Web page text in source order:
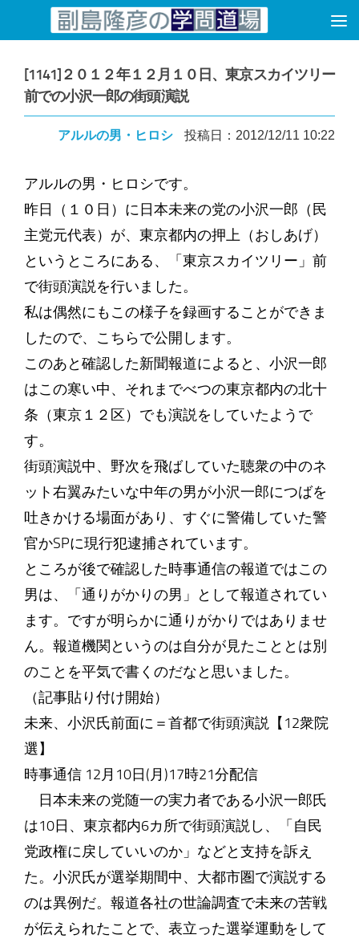
コンテンツへスキップ
[1141]２０１２年１２月１０日、東京スカイツリー
前での小沢一郎の街頭演説
アルルの男・ヒロシ 投稿日：2012/12/11 10:22
アルルの男・ヒロシです。
昨日（１０日）に日本未来の党の小沢一郎（民
主党元代表）が、東京都内の押上（おしあげ）
というところにある、「東京スカイツリー」前
で街頭演説を行いました。
私は偶然にもこの様子を録画することができま
したので、こちらで公開します。
このあと確認した新聞報道によると、小沢一郎
はこの寒い中、それまでべつの東京都内の北十
条（東京１２区）でも演説をしていたようで
す。
街頭演説中、野次を飛ばしていた聴衆の中のネ
ット右翼みたいな中年の男が小沢一郎につばを
吐きかける場面があり、すぐに警備していた警
官かSPに現行犯逮捕されています。
ところが後で確認した時事通信の報道ではこの
男は、「通りがかりの男」として報道されてい
ます。ですが明らかに通りがかりではありませ
ん。報道機関というのは自分が見たこととは別
のことを平気で書くのだなと思いました。
（記事貼り付け開始）
未来、小沢氏前面に＝首都で街頭演説【12衆院
選】
時事通信 12月10日(月)17時21分配信
日本未来の党随一の実力者である小沢一郎氏
は10日、東京都内6カ所で街頭演説し、「自民
党政権に戻していいのか」などと支持を訴え
た。小沢氏が選挙期間中、大都市圏で演説する
のは異例だ。報道各社の世論調査で未来の苦戦
が伝えられたことで、表立った選挙運動をして